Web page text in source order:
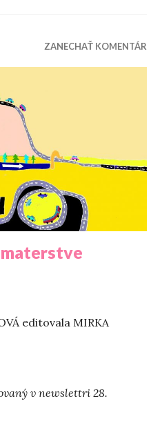
sa rodič pre dieťa“
ZANECHAŤ KOMENTÁR
editovala MIRKA
v newslettri 28.